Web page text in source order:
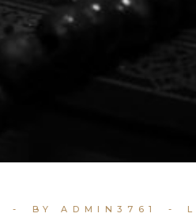
BY ADMIN3761